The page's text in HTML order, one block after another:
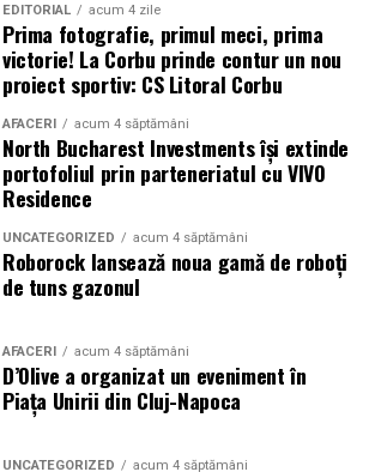
EDITORIAL acum 4 zile
Prima fotografie, primul meci, prima
victorie! La Corbu prinde contur un nou
proiect sportiv: CS Litoral Corbu
AFACERI acum 4 săptămâni
North Bucharest Investments își extinde
portofoliul prin parteneriatul cu VIVO
Residence
UNCATEGORIZED acum 4 săptămâni
Roborock lansează noua gamă de roboți
de tuns gazonul
AFACERI acum 4 săptămâni
D’Olive a organizat un eveniment în
Piața Unirii din Cluj-Napoca
UNCATEGORIZED acum 4 săptămâni